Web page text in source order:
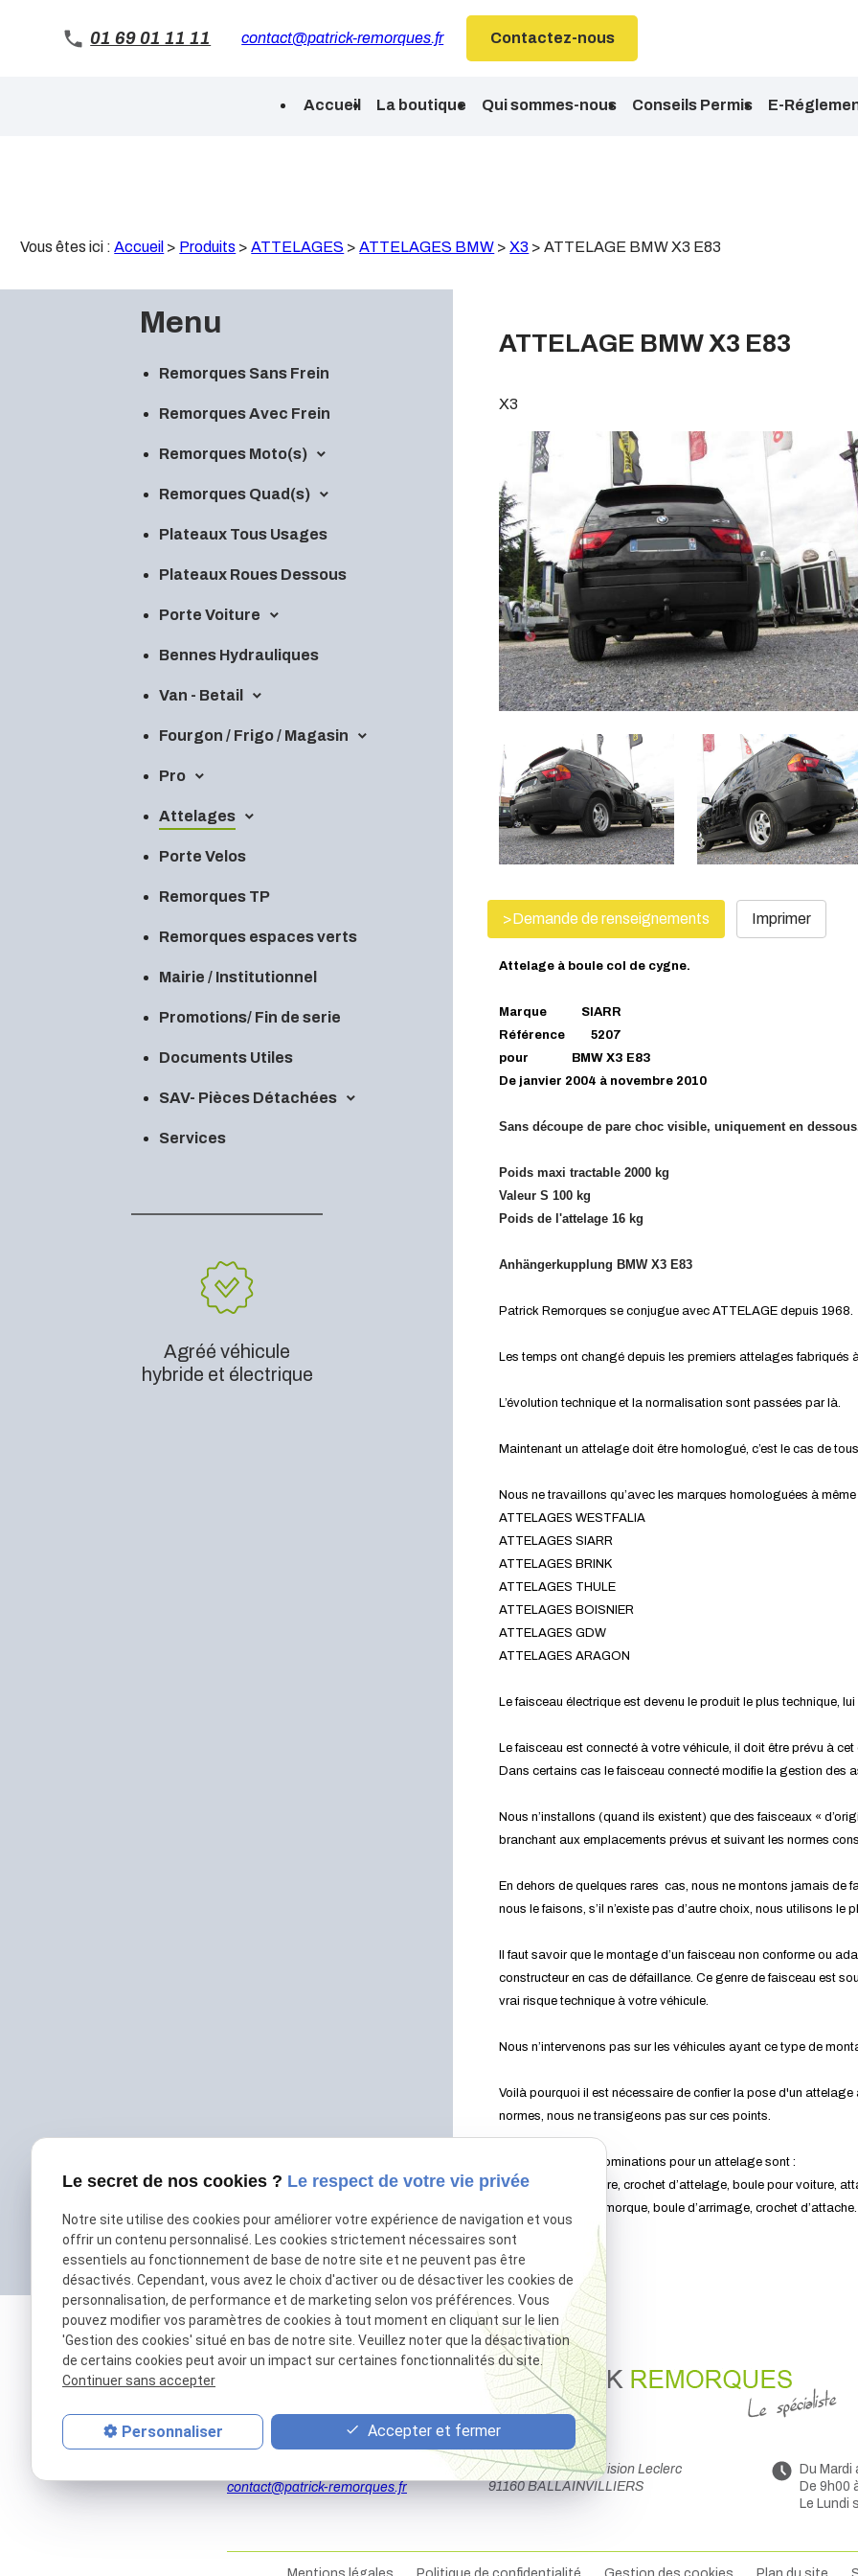
01 69 01 11 11 contact@patrick-remorques.fr Contactez-nous
Accueil La boutique Qui sommes-nous Conseils Permis E-
Vous êtes ici :Accueil > Produits >ATTELAGES >ATTELAGES BMW >X3 >ATTELAGE BMW X3 E83
Menu
Remorques Sans Frein
Remorques Avec Frein
Remorques Moto(s)
Remorques Quad(s)
Plateaux Tous Usages
Plateaux Roues Dessous
Porte Voiture
Bennes Hydrauliques
Van - Betail
Fourgon / Frigo / Magasin
Pro
Attelages
Porte Velos
Remorques TP
Remorques espaces verts
Mairie / Institutionnel
Promotions/ Fin de serie
Documents Utiles
SAV- Pièces Détachées
Services
Agréé véhicule
hybride et électrique
ATTELAGE BMW X3 E83
X3
>Demande de renseignements Imprimer
Attelage à boule col de cygne.
Marque SIARR
Référence 5207
pour BMW X3 E83
De janvier 2004 à novembre 2010
Sans découpe de pare choc visible, uniquement en
Poids maxi tractable 2000 kg
Valeur S 100 kg
Poids de l'attelage 16 kg
Anhängerkupplung BMW X3 E83
Patrick Remorques se conjugue avec ATTELAGE depuis 1968.
Les temps ont changé depuis les premiers attelages fabriqués
L’évolution technique et la normalisation sont passées par là.
Maintenant un attelage doit être homologué, c’est le cas de
Nous ne travaillons qu’avec les marques homologuées à
ATTELAGES WESTFALIA
ATTELAGES SIARR
ATTELAGES BRINK
ATTELAGES THULE
ATTELAGES BOISNIER
ATTELAGES GDW
ATTELAGES ARAGON
Le faisceau électrique est devenu le produit le plus technique,
Le faisceau est connecté à votre véhicule, il doit être prévu à
Dans certains cas le faisceau connecté modifie la gestion des
Nous n’installons (quand ils existent) que des faisceaux «
branchant aux emplacements prévus et suivant les normes
En dehors de quelques rares cas, nous ne montons jamais
nous le faisons, s’il n’existe pas d’autre choix, nous utilisons
Il faut savoir que le montage d’un faisceau non conforme ou
constructeur en cas de défaillance. Ce genre de faisceau est
vrai risque technique à votre véhicule.
Nous n’intervenons pas sur les véhicules ayant ce type de
Voilà pourquoi il est nécessaire de confier la pose d'un
normes, nous ne transigeons pas sur ces points.
Les différentes dénominations pour un attelage sont :
Attelage pour voiture, crochet d’attelage, boule pour voiture,
auto, boule pour remorque, boule d’arrimage, crochet d’attache.
contact@patrick-remorques.fr
44 Avenue de la Division Leclerc
91160 BALLAINVILLIERS
Du Mardi
De 9h00
Le Lundi
Le secret de nos cookies ? Le respect de votre vie privée
Notre site utilise des cookies pour améliorer votre expérience de navigation et vous
offrir un contenu personnalisé. Les cookies strictement nécessaires sont
essentiels au fonctionnement de base de notre site et ne peuvent pas être
désactivés. Cependant, vous avez le choix d'activer ou de désactiver les cookies de
personnalisation, de performance et de marketing selon vos préférences. Vous
pouvez modifier vos paramètres de cookies à tout moment en cliquant sur le lien
'Gestion des cookies' situé en bas de notre site. Veuillez noter que la désactivation
de certains cookies peut avoir un impact sur certaines fonctionnalités du site.
Continuer sans accepter
Personnaliser Accepter et fermer